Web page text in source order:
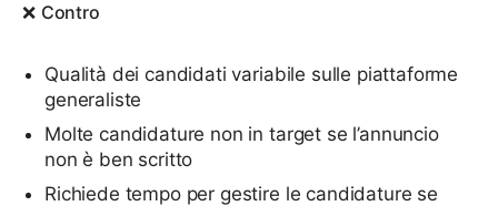
❌ Contro
Qualità dei candidati variabile sulle piattaforme
generaliste
Molte candidature non in target se l’annuncio
non è ben scritto
Richiede tempo per gestire le candidature se